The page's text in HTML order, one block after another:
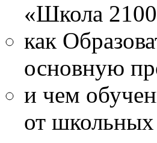
«Школа
как
основную
и чем
от школьных